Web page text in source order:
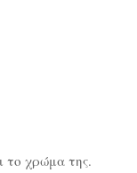
το χρώμα της.